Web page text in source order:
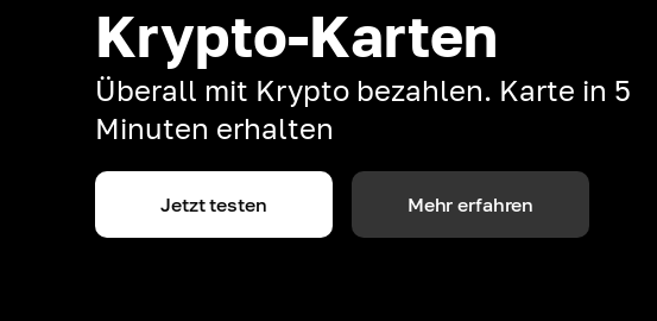
Krypto-Karten
Überall mit Krypto bezahlen. Karte in 5
Minuten erhalten
Jetzt testen Mehr erfahren